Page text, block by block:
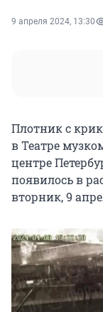
9 апреля 2024, 13:30
Плотник с
в Театре
центре
появилось в
вторник, 9